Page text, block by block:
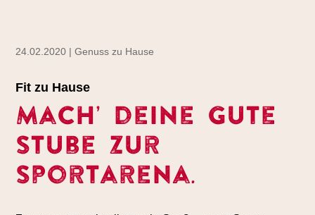
24.02.2020 | Genuss zu Hause
Fit zu Hause
Mach’ deine gute
Stube zur
Sportarena.